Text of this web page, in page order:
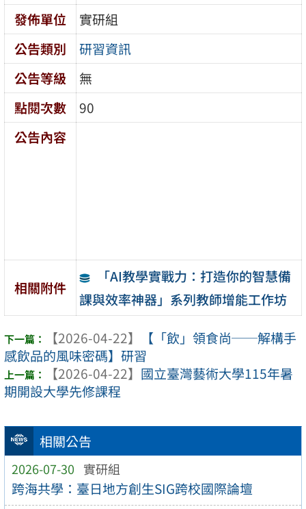
相關公告
2026-07-30 實研組
跨海共學：臺日地方創生SIG跨校國際論壇
發佈單位
實研組
公告類別
研習資訊
公告等級
無
點閱次數
90
公告內容
相關附件
「AI教學實戰力：打造你的智慧備
課與效率神器」系列教師增能工作坊
【2026-04-22】
【「飲」領食尚──解構手
感飲品的風味密碼】研習
【2026-04-22】 國立臺灣藝術大學115年暑
期開設大學先修課程